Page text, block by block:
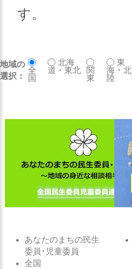
す。
地域の
選択：
全
国
北海
道・東北
関
東
東
海・北
陸
あなたのまちの民生
委員･児童委員
全国